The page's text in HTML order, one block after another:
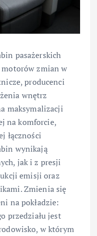
pasażerskich
zmian w
producenci
wnętrz
maksymalizacji
na komforcie,
łączności
wynikają
jak i z presji
emisji oraz
Zmienia się
na pokładzie:
przedziału jest
w którym